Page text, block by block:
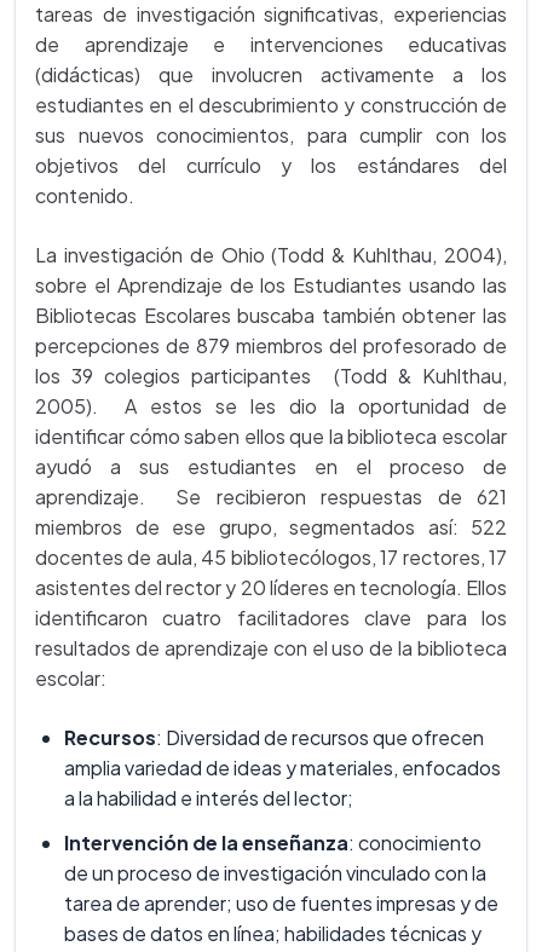
tareas de investigación significativas, experiencias
de aprendizaje e intervenciones educativas
(didácticas) que involucren activamente a los
estudiantes en el descubrimiento y construcción de
sus nuevos conocimientos, para cumplir con los
objetivos del currículo y los estándares del
contenido.
La investigación de Ohio (Todd & Kuhlthau, 2004),
sobre el Aprendizaje de los Estudiantes usando las
Bibliotecas Escolares buscaba también obtener las
percepciones de 879 miembros del profesorado de
los 39 colegios participantes (Todd & Kuhlthau,
2005). A estos se les dio la oportunidad de
identificar cómo saben ellos que la biblioteca escolar
ayudó a sus estudiantes en el proceso de
aprendizaje. Se recibieron respuestas de 621
miembros de ese grupo, segmentados así: 522
docentes de aula, 45 bibliotecólogos, 17 rectores, 17
asistentes del rector y 20 líderes en tecnología. Ellos
identificaron cuatro facilitadores clave para los
resultados de aprendizaje con el uso de la biblioteca
escolar:
Recursos: Diversidad de recursos que ofrecen
amplia variedad de ideas y materiales, enfocados
a la habilidad e interés del lector;
Intervención de la enseñanza: conocimiento
de un proceso de investigación vinculado con la
tarea de aprender; uso de fuentes impresas y de
bases de datos en línea; habilidades técnicas y